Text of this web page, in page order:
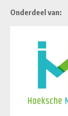
Onderdeel van: